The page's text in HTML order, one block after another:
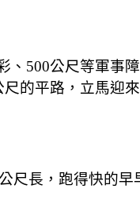
、500公尺等軍事
的平路，立馬迎
尺長，跑得快的